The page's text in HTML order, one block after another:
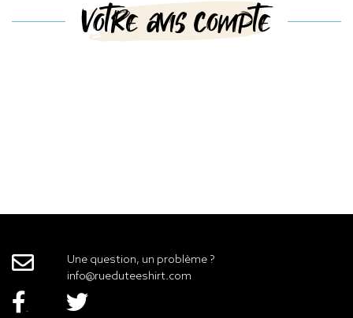
Votre avis compte
Une question, un problème ?
info@rueduteeshirt.com